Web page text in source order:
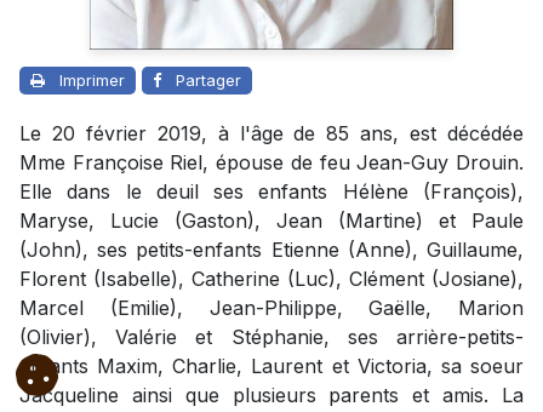
Imprimer Partager
Le 20 février 2019, à l'âge de 85 ans, est décédée
Mme Françoise Riel, épouse de feu Jean-Guy Drouin.
Elle dans le deuil ses enfants Hélène (François),
Maryse, Lucie (Gaston), Jean (Martine) et Paule
(John), ses petits-enfants Etienne (Anne), Guillaume,
Florent (Isabelle), Catherine (Luc), Clément (Josiane),
Marcel (Emilie), Jean-Philippe, Gaëlle, Marion
(Olivier), Valérie et Stéphanie, ses arrière-petits-
enfants Maxim, Charlie, Laurent et Victoria, sa soeur
Jacqueline ainsi que plusieurs parents et amis. La